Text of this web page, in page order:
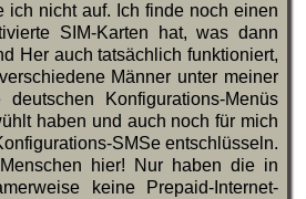
ich nicht auf. Ich finde noch einen
SIM-Karten hat, was dann
Her auch tatsächlich funktioniert,
Männer unter meiner
Konfigurations-Menüs
haben und auch noch für mich
SMSe entschlüsseln.
hier! Nur haben die in
keine Prepaid-Internet-